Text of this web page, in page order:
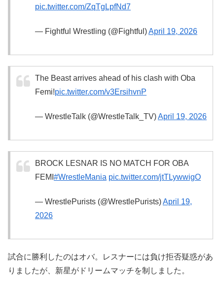
pic.twitter.com/ZqTgLpfNd7
— Fightful Wrestling (@Fightful)April 19, 2026
The Beast arrives ahead of his clash with Oba
Femi!pic.twitter.com/v3ErsihvnP
— WrestleTalk (@WrestleTalk_TV)April 19, 2026
BROCK LESNAR IS NO MATCH FOR OBA
FEMI #WrestleMania pic.twitter.com/jtTLywwigO
— WrestlePurists (@WrestlePurists)April 19,
2026
試合に勝利したのはオバ。レスナーには負け拒否疑惑があ
りましたが、新星がドリームマッチを制しました。